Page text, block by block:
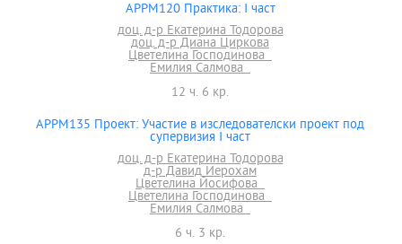
APPM120 Практика: І част
доц. д-р Екатерина Тодорова
доц. д-р Диана Циркова
Цветелина Господинова
Емилия Салмова
12 ч. 6 кр.
APPM135 Проект: Участие в изследователски проект под
супервизия I част
доц. д-р Екатерина Тодорова
д-р Давид Иерохам
Цветелина Йосифова
Цветелина Господинова
Емилия Салмова
6 ч. 3 кр.